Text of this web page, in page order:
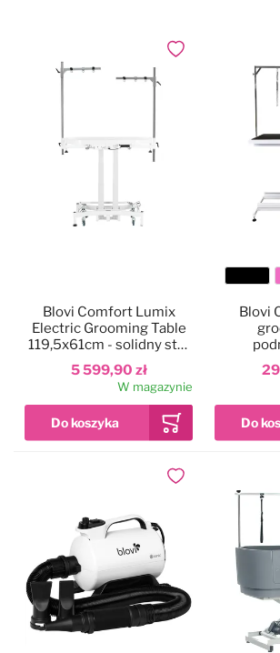
wrażliwych szczeniąt,
W magazynie
5 599,90 zł
Blovi Comfort Lumix
Electric Grooming Table
119,5x61cm - solidny stół
groomerski z
podświetlanym blatem,
podnośnikiem
elektrycznym i 2
wysięgnikami
W magazynie
Dodaj do ulubionych
Kolor
blatuBlovi
Dodaj do ulubionych